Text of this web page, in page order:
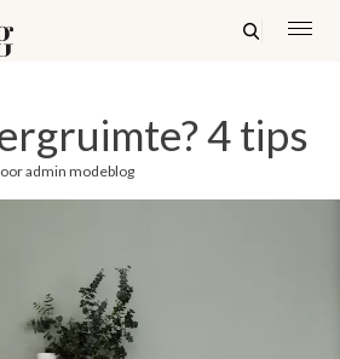
4 tips
admin modeblog